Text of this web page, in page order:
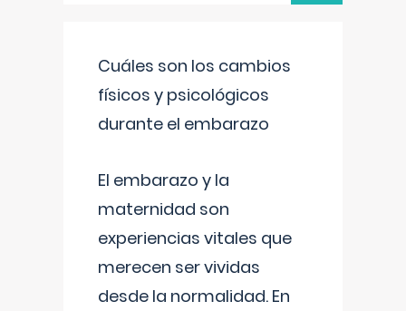
Cuáles son los cambios
físicos y psicológicos
durante el embarazo
El embarazo y la
maternidad son
experiencias vitales que
merecen ser vividas
desde la normalidad. En